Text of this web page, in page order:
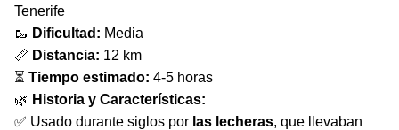
Tenerife
🥾 Dificultad: Media
📏 Distancia: 12 km
⏳ Tiempo estimado: 4-5 horas
🌿 Historia y Características:
✅ Usado durante siglos por las lecheras, que llevaban